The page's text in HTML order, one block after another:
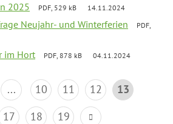
2025 PDF, 529 kB 14.11.2024
Neujahr- und Winterferien
PDF,
im Hort PDF, 878 kB 04.11.2024
... 10 11 12
13
17 18 19